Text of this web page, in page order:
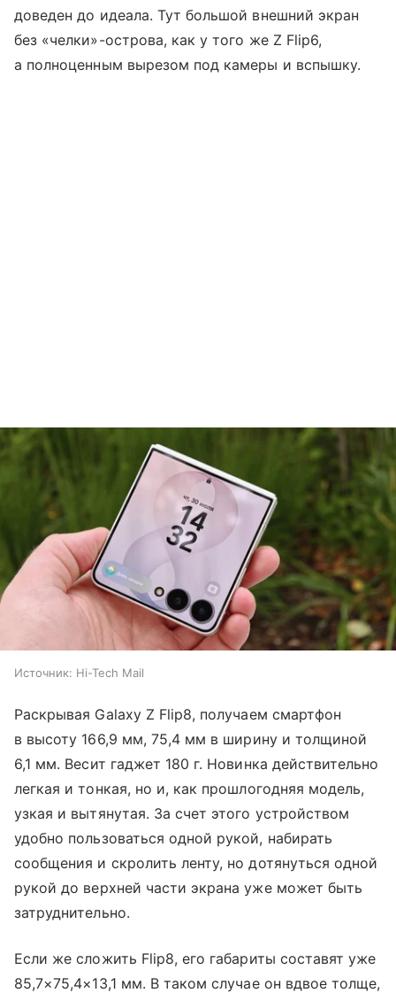
доведен до идеала. Тут большой внешний экран
без «челки»-острова, как у того же Z Flip6,
а полноценным вырезом под камеры и вспышку.
Источник: Hi-Tech Mail
Раскрывая Galaxy Z Flip8, получаем смартфон
в высоту 166,9 мм, 75,4 мм в ширину и толщиной
6,1 мм. Весит гаджет 180 г. Новинка действительно
легкая и тонкая, но и, как прошлогодняя модель,
узкая и вытянутая. За счет этого устройством
удобно пользоваться одной рукой, набирать
сообщения и скролить ленту, но дотянуться одной
рукой до верхней части экрана уже может быть
затруднительно.
Если же сложить Flip8, его габариты составят уже
85,7×75,4×13,1 мм. В таком случае он вдвое толще,